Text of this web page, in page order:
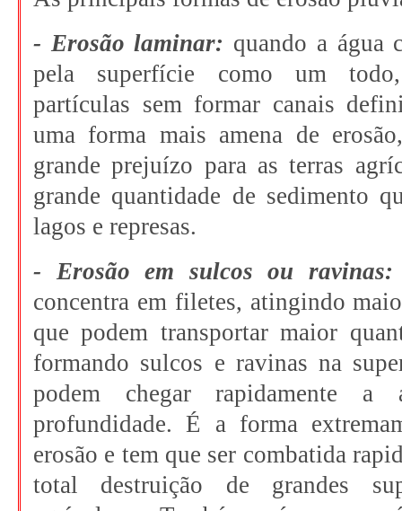
- Erosão laminar: quando a água
pela superfície como um
partículas sem formar canais
uma forma mais amena de
grande prejuízo para as terras
grande quantidade de sedimento
lagos e represas.
- Erosão em sulcos ou ravinas:
concentra em filetes, atingindo
que podem transportar maior
formando sulcos e ravinas na
podem chegar rapidamente a
profundidade. É a forma
erosão e tem que ser combatida
total destruição de grandes